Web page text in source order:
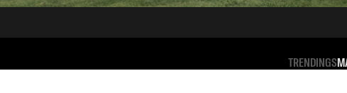
TRENDINGS